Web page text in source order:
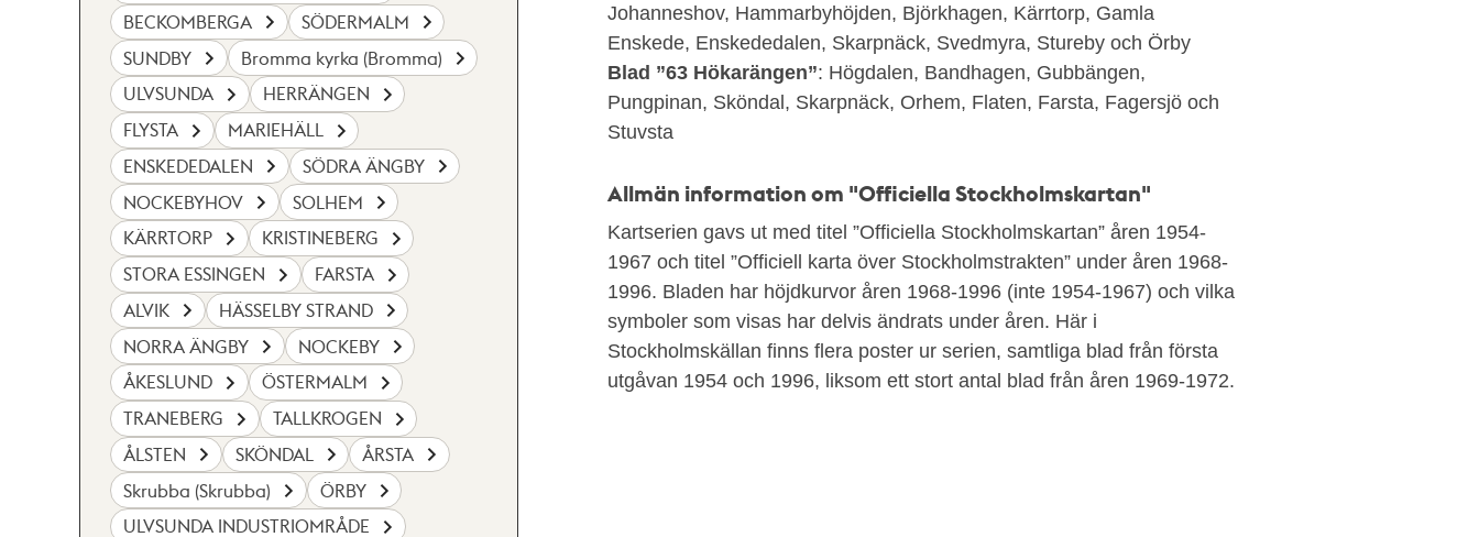
Johanneshov, Hammarbyhöjden, Björkhagen, Kärrtorp, Gamla
Enskede, Enskededalen, Skarpnäck, Svedmyra, Stureby och Örby
Blad ”63 Hökarängen”: Högdalen, Bandhagen, Gubbängen,
Pungpinan, Sköndal, Skarpnäck, Orhem, Flaten, Farsta, Fagersjö och
Stuvsta
Allmän information om "Officiella Stockholmskartan"
Kartserien gavs ut med titel ”Officiella Stockholmskartan” åren 1954-
1967 och titel ”Officiell karta över Stockholmstrakten” under åren 1968-
1996. Bladen har höjdkurvor åren 1968-1996 (inte 1954-1967) och vilka
symboler som visas har delvis ändrats under åren. Här i
Stockholmskällan finns flera poster ur serien, samtliga blad från första
utgåvan 1954 och 1996, liksom ett stort antal blad från åren 1969-1972.
BECKOMBERGA
SÖDERMALM
SUNDBY
Bromma kyrka (Bromma)
ULVSUNDA
HERRÄNGEN
FLYSTA
MARIEHÄLL
ENSKEDEDALEN
SÖDRA ÄNGBY
NOCKEBYHOV
SOLHEM
KÄRRTORP
KRISTINEBERG
STORA ESSINGEN
FARSTA
ALVIK
HÄSSELBY STRAND
NORRA ÄNGBY
NOCKEBY
ÅKESLUND
ÖSTERMALM
TRANEBERG
TALLKROGEN
ÅLSTEN
SKÖNDAL
ÅRSTA
Skrubba (Skrubba)
ÖRBY
ULVSUNDA INDUSTRIOMRÅDE